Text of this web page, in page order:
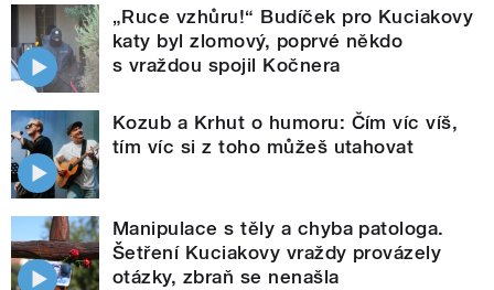
„Ruce vzhůru!“ Budíček pro Kuciakovy
katy byl zlomový, poprvé někdo
s vraždou spojil Kočnera
Kozub a Krhut o humoru: Čím víc víš,
tím víc si z toho můžeš utahovat
Manipulace s těly a chyba patologa.
Šetření Kuciakovy vraždy provázely
otázky, zbraň se nenašla